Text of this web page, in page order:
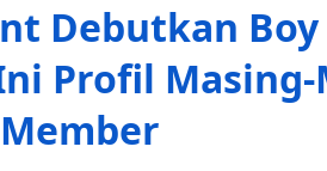
Debutkan Boy
Profil
Member